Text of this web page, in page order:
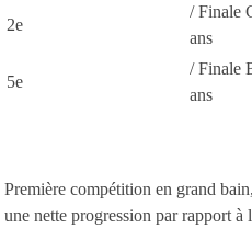
2e
/ Finale
ans
5e
/ Finale
ans
Première compétition en grand
une nette progression par rapport à